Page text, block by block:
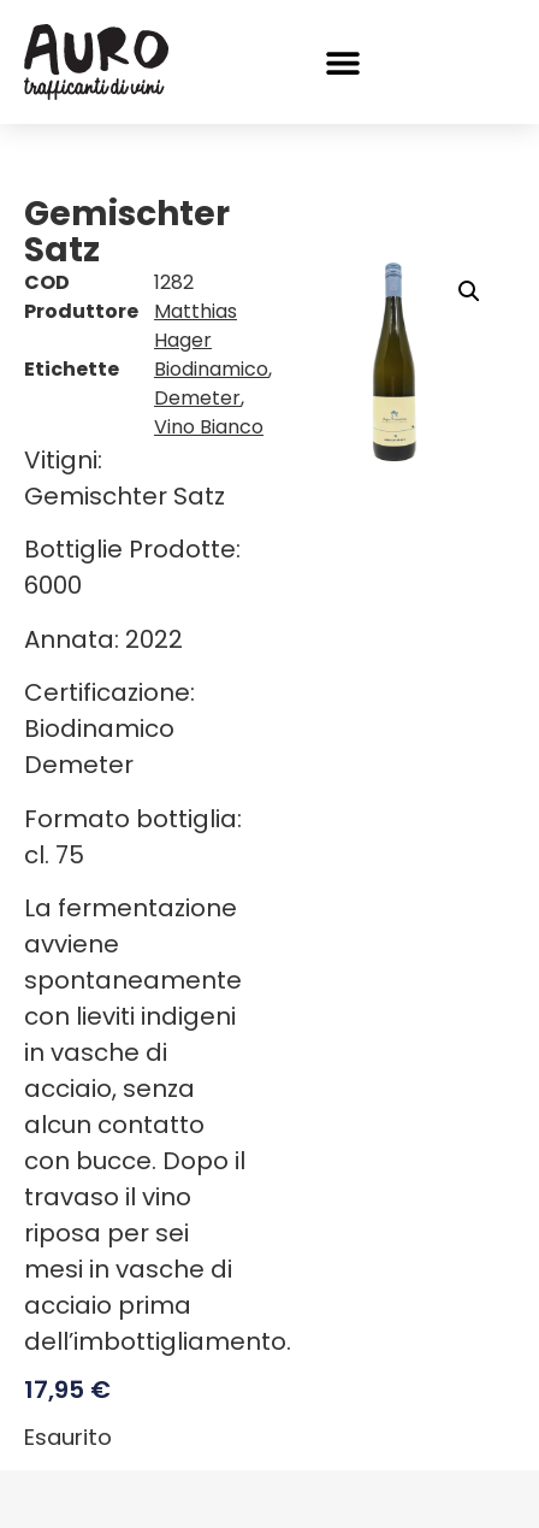
Gemischter
Satz
COD
1282
Produttore
Matthias
Hager
Etichette
Biodinamico,
Demeter,
Vino Bianco
Vitigni:
Gemischter Satz
Bottiglie Prodotte:
6000
Annata: 2022
Certificazione:
Biodinamico
Demeter
Formato bottiglia:
cl. 75
La fermentazione
avviene
spontaneamente
con lieviti indigeni
in vasche di
acciaio, senza
alcun contatto
con bucce. Dopo il
travaso il vino
riposa per sei
mesi in vasche di
acciaio prima
dell’imbottigliamento.
17,95 €
Esaurito